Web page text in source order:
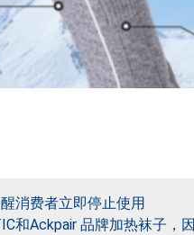
消费者立即停止使用
和Ackpair 品牌加热袜子，因